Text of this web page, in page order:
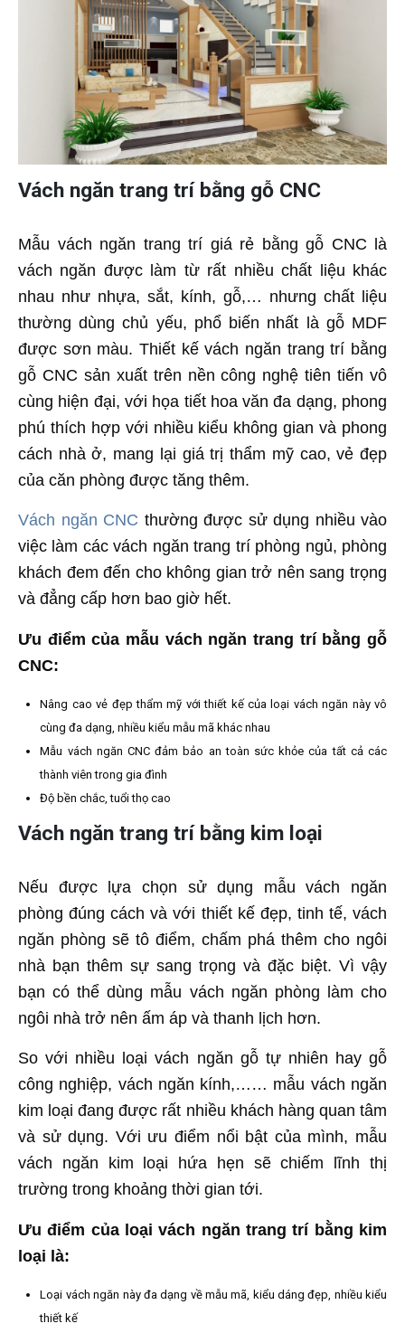
Vách ngăn trang trí bằng gỗ CNC
Mẫu vách ngăn trang trí giá rẻ bằng gỗ CNC là
vách ngăn được làm từ rất nhiều chất liệu khác
nhau như nhựa, sắt, kính, gỗ,… nhưng chất liệu
thường dùng chủ yếu, phổ biến nhất là gỗ MDF
được sơn màu. Thiết kế vách ngăn trang trí bằng
gỗ CNC sản xuất trên nền công nghệ tiên tiến vô
cùng hiện đại, với họa tiết hoa văn đa dạng, phong
phú thích hợp với nhiều kiểu không gian và phong
cách nhà ở, mang lại giá trị thẩm mỹ cao, vẻ đẹp
của căn phòng được tăng thêm.
Vách ngăn CNC thường được sử dụng nhiều vào
việc làm các vách ngăn trang trí phòng ngủ, phòng
khách đem đến cho không gian trở nên sang trọng
và đẳng cấp hơn bao giờ hết.
Ưu điểm của mẫu vách ngăn trang trí bằng gỗ
CNC:
Nâng cao vẻ đẹp thẩm mỹ với thiết kế của loại vách ngăn này vô
cùng đa dạng, nhiều kiểu mẫu mã khác nhau
Mẫu vách ngăn CNC đảm bảo an toàn sức khỏe của tất cả các
thành viên trong gia đình
Độ bền chắc, tuổi thọ cao
Vách ngăn trang trí bằng kim loại
Nếu được lựa chọn sử dụng mẫu vách ngăn
phòng đúng cách và với thiết kế đẹp, tinh tế, vách
ngăn phòng sẽ tô điểm, chấm phá thêm cho ngôi
nhà bạn thêm sự sang trọng và đặc biệt. Vì vậy
bạn có thể dùng mẫu vách ngăn phòng làm cho
ngôi nhà trở nên ấm áp và thanh lịch hơn.
So với nhiều loại vách ngăn gỗ tự nhiên hay gỗ
công nghiệp, vách ngăn kính,…… mẫu vách ngăn
kim loại đang được rất nhiều khách hàng quan tâm
và sử dụng. Với ưu điểm nổi bật của mình, mẫu
vách ngăn kim loại hứa hẹn sẽ chiếm lĩnh thị
trường trong khoảng thời gian tới.
Ưu điểm của loại vách ngăn trang trí bằng kim
loại là:
Loại vách ngăn này đa dạng về mẫu mã, kiểu dáng đẹp, nhiều kiểu
thiết kế